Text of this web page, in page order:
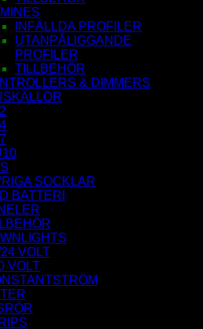
INFÄLLDA PROFILER
UTANPÅLIGGANDE
PROFILER
TILLBEHÖR
& DIMMERS
SOCKLAR
BATTERI
VOLT
VOLT